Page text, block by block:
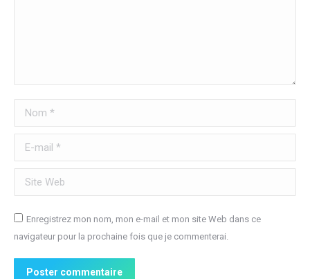
Nom *
E-mail *
Site Web
Enregistrez mon nom, mon e-mail et mon site Web dans ce
navigateur pour la prochaine fois que je commenterai.
Poster commentaire